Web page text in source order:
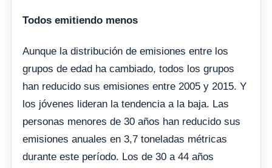
Todos emitiendo menos
Aunque la distribución de emisiones entre los
grupos de edad ha cambiado, todos los grupos
han reducido sus emisiones entre 2005 y 2015. Y
los jóvenes lideran la tendencia a la baja. Las
personas menores de 30 años han reducido sus
emisiones anuales en 3,7 toneladas métricas
durante este período. Los de 30 a 44 años